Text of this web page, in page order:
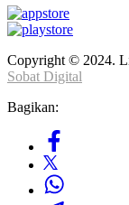
Copyright © 2024.
Sobat Digital
Bagikan: